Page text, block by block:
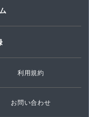
利用規約
お問い合わせ